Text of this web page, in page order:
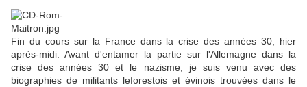
Fin du cours sur la France dans la crise des années 30, hier
après-midi. Avant d'entamer la partie sur l'Allemagne dans la
crise des années 30 et le nazisme, je suis venu avec des
biographies de militants leforestois et évinois trouvées dans le